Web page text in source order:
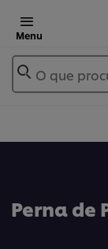
Menu
O que
Perna de